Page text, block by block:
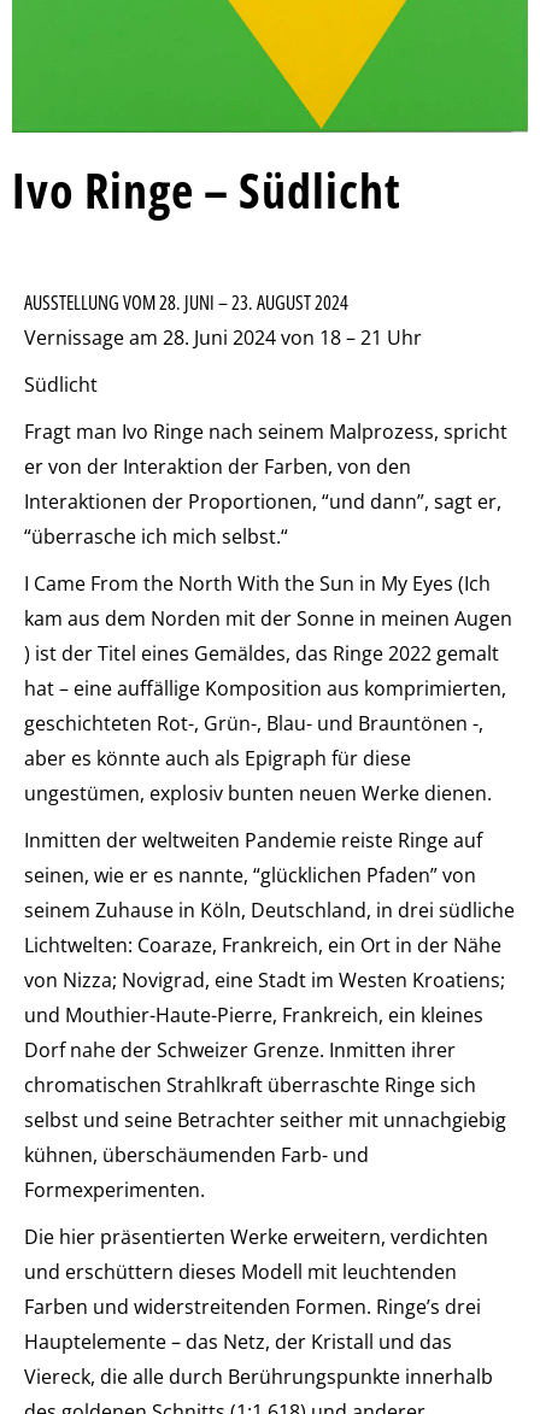
Ivo Ringe – Südlicht
AUSSTELLUNG VOM 28. JUNI – 23. AUGUST 2024
Vernissage am 28. Juni 2024 von 18 – 21 Uhr
Südlicht
Fragt man Ivo Ringe nach seinem Malprozess, spricht
er von der Interaktion der Farben, von den
Interaktionen der Proportionen, “und dann”, sagt er,
“überrasche ich mich selbst.“
I Came From the North With the Sun in My Eyes (Ich
kam aus dem Norden mit der Sonne in meinen Augen
) ist der Titel eines Gemäldes, das Ringe 2022 gemalt
hat – eine auffällige Komposition aus komprimierten,
geschichteten Rot-, Grün-, Blau- und Brauntönen -,
aber es könnte auch als Epigraph für diese
ungestümen, explosiv bunten neuen Werke dienen.
Inmitten der weltweiten Pandemie reiste Ringe auf
seinen, wie er es nannte, “glücklichen Pfaden” von
seinem Zuhause in Köln, Deutschland, in drei südliche
Lichtwelten: Coaraze, Frankreich, ein Ort in der Nähe
von Nizza; Novigrad, eine Stadt im Westen Kroatiens;
und Mouthier-Haute-Pierre, Frankreich, ein kleines
Dorf nahe der Schweizer Grenze. Inmitten ihrer
chromatischen Strahlkraft überraschte Ringe sich
selbst und seine Betrachter seither mit unnachgiebig
kühnen, überschäumenden Farb- und
Formexperimenten.
Die hier präsentierten Werke erweitern, verdichten
und erschüttern dieses Modell mit leuchtenden
Farben und widerstreitenden Formen. Ringe’s drei
Hauptelemente – das Netz, der Kristall und das
Viereck, die alle durch Berührungspunkte innerhalb